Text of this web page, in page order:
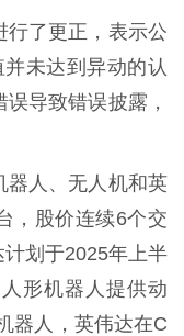
了更正，表示公
未达到异动的认
导致错误披露，
人、无人机和英
，股价连续6个交
划于2025年上半
形机器人提供动
器人，英伟达在C